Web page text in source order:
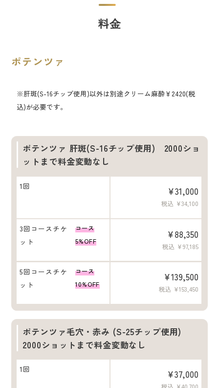
料⾦
ポテンツァ
※肝斑(S-16チップ使用)以外は別途クリーム麻酔￥2420(税
込)が必要です。
ポテンツァ 肝斑(S-16チップ使用) 2000ショ
ットまで料金変動なし
1回 ¥31,000
税込 ¥34,100
3回コースチケ
ット
コース
5%OFF
¥88,350
税込 ¥97,185
5回コースチケ
ット
コース
10%OFF
¥139,500
税込 ¥153,450
ポテンツァ毛穴・赤み (S-25チップ使用)
2000ショットまで料金変動なし
1回 ¥37,000